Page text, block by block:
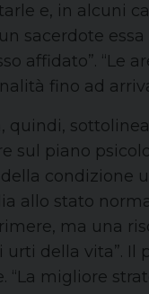
e, in alcuni
sacerdote
affidato”. “Le
fino ad
quindi,
sul piano
condizione
allo stato
ma una
urti della vita”.
“La migliore